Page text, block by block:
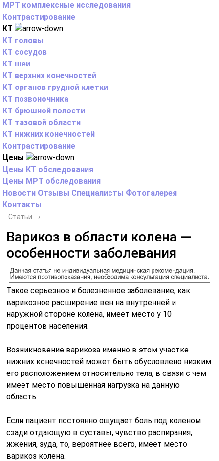
МРТ комплексные исследования
Контрастирование
КТ
КТ головы
КТ сосудов
КТ шеи
КТ верхних конечностей
КТ органов грудной клетки
КТ позвоночника
КТ брюшной полости
КТ тазовой области
КТ нижних конечностей
Контрастирование
Цены
Цены КТ обследования
Цены МРТ обследования
Новости Отзывы Специалисты Фотогалерея
Контакты
Статьи ›
Варикоз в области колена —
особенности заболевания
Такое серьезное и болезненное заболевание, как
варикозное расширение вен на внутренней и
наружной стороне колена, имеет место у 10
процентов населения.
Возникновение варикоза именно в этом участке
нижних конечностей может быть обусловлено низким
его расположением относительно тела, в связи с чем
имеет место повышенная нагрузка на данную
область.
Если пациент постоянно ощущает боль под коленом
сзади отдающую в суставы, чувство распирания,
жжения, зуда, то, вероятнее всего, имеет место
варикоз колена.